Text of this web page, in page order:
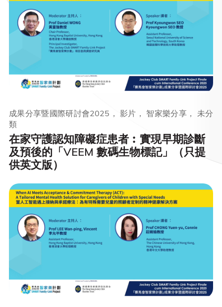
在家守護認知障礙症患者︰實現早期診斷
及預後的「VEEM 數碼生物標記」（只提
供英文版）
成果分享暨國際研討會2025， 影片， 智家樂分享， 未分
類